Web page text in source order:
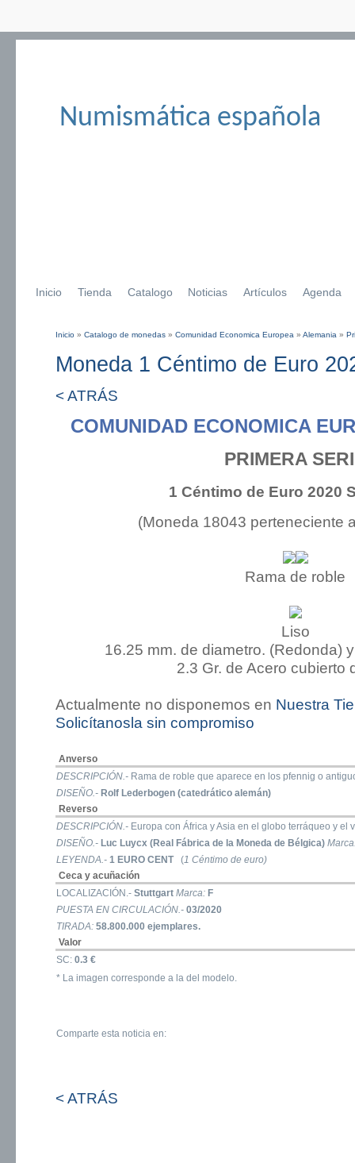
Numismática española
Inicio Tienda Catalogo Noticias Artículos Agenda
Inicio » Catalogo de monedas » Comunidad Economica Europea » Alemania »
Moneda 1 Céntimo de Euro
< ATRÁS
COMUNIDAD ECONOMICA
PRIMERA
1 Céntimo de Euro 2020
(Moneda 18043 perteneciente
Rama de roble
Liso
16.25 mm. de diametro. (Redonda)
2.3 Gr. de Acero cubierto
Actualmente no disponemos en Nuestra
Solicítanosla sin compromiso
Anverso
DESCRIPCIÓN.- Rama de roble que aparece en los pfennig o
DISEÑO.- Rolf Lederbogen (catedrático alemán)
Reverso
DESCRIPCIÓN.- Europa con África y Asia en el globo terráqueo y el
DISEÑO.- Luc Luycx (Real Fábrica de la Moneda de Bélgica)
LEYENDA.- 1 EURO CENT(1 Céntimo de euro)
Ceca y acuñación
LOCALIZACIÓN.- Stuttgart Marca: F
PUESTA EN CIRCULACIÓN.- 03/2020
TIRADA: 58.800.000 ejemplares.
Valor
SC: 0.3 €
* La imagen corresponde a la del modelo.
Comparte esta noticia en:
< ATRÁS